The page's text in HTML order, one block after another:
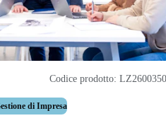
di Impresa
Codice prodotto: